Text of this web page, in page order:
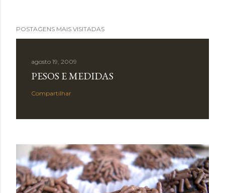
POSTAGENS MAIS VISITADAS
agosto 19, 2009
PESOS E MEDIDAS
Compartilhar